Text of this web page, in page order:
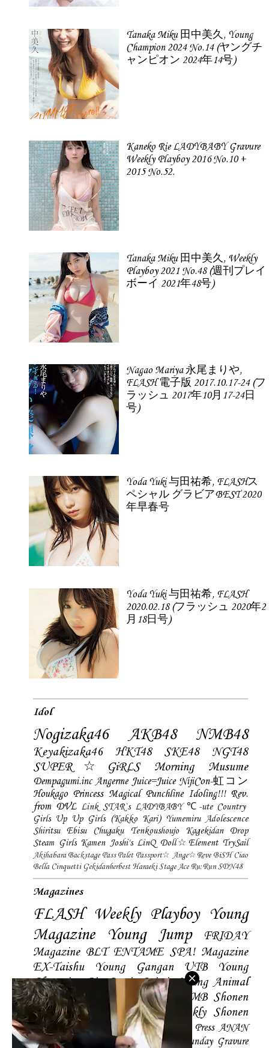
Tanaka Miku 田中美久, Young
Champion 2024 No.14 (ヤングチ
ャンピオン 2024年14号)
Kaneko Rie LADYBABY Gravure
Weekly Playboy 2016 No.10 +
2015 No.52.
Tanaka Miku 田中美久, Weekly
Playboy 2021 No.48 (週刊プレイ
ボーイ 2021年48号)
Nagao Mariya 永尾まりや,
FLASH 電子版 2017.10.17-24 (フ
ラッシュ 2017年10月17-24日
号)
Yoda Yuki 与田祐希, FLASHス
ペシャル グラビアBEST 2020
年早春号
Yoda Yuki 与田祐希, FLASH
2020.02.18 (フラッシュ 2020年2
月18日号)
Idol
Nogizaka46 AKB48 NMB48
Keyakizaka46 HKT48 SKE48
NGT48
SUPER☆GiRLS
Morning Musume
Dempagumi.inc Angerme Juice=Juice NijiCon-虹コン
Houkago Princess Magical Punchline Idoling!!! Rev.
from DVL Link STAR`s LADYBABY ℃-ute Country
Girls Up Up Girls (Kakko Kari) Yumemiru Adolescence
Shiritsu Ebisu Chugaku
Tenkoushoujo Kagekidan
Drop
Steam Girls Kamen Joshi's LinQ Doll☆Element TrySail
Akihabara Backstage Pass Palet Passport☆ Ange☆Reve BiSH Ciao
Bella Cinquetti Gekidanherbest Haraeki Stage Ace Ru:Run SDN48
Magazines
FLASH Weekly Playboy Young
Magazine
Young Jump
FRIDAY
Magazine BLT ENTAME SPA! Magazine
EX-Taishu
Young Gangan UTB
Young
Champion Big Comic Spirtis Young Animal
Shonen Magazine
BUBKA BOMB Shonen
Champion
Manga Action
Weekly Shonen
Sunday Photobooks BRODY Hustle Press ANAN
Magazine
SMART Magazine Young Sunday Gravure